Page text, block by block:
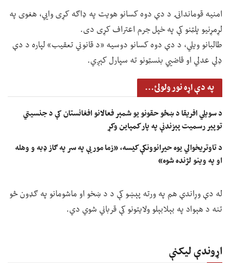
امنیه قوماندانۍ د دې دوه کسانو هویت په ډاګه کړی وايي، هغوی په
لړمړنیو پلټنو کې په خپل جرم اعتراف کړی دی.
طالبانو ویلي، د دې دوه کسانو دوسیه «د قانوني تعقیب» لپاره د دې
ډلې عدلي او قاضيي بنسټونو ته سپارل کېږي.
په دې اړه نور ولولئ...
د سویلي افریقا د ښځو حقونو یو شمېر فعالانو افغانستان کې د جنسیتي
توپیر رسمیت پېزندنې په پار کمپاین وکړ
د تاوتریخوالي یوه حیرانوونکې کیسه، «زما مور یې په سر په ګاز ډبه و وهله
او په وینو لژنده شوه»
له دې وړاندې هم په ورته پېښو کې د د ښخو او ماشومانو په ګډون څو
تنه د هېواد په بېلابېلو ولایتونو کې قرباني شوي دي.
اړوندې لیکنې